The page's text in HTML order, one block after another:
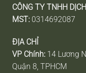
CÔNG TY TNHH
MST: 0314692087
ĐỊA CHỈ
VP Chính: 14 Lương
Quận 8, TPHCM